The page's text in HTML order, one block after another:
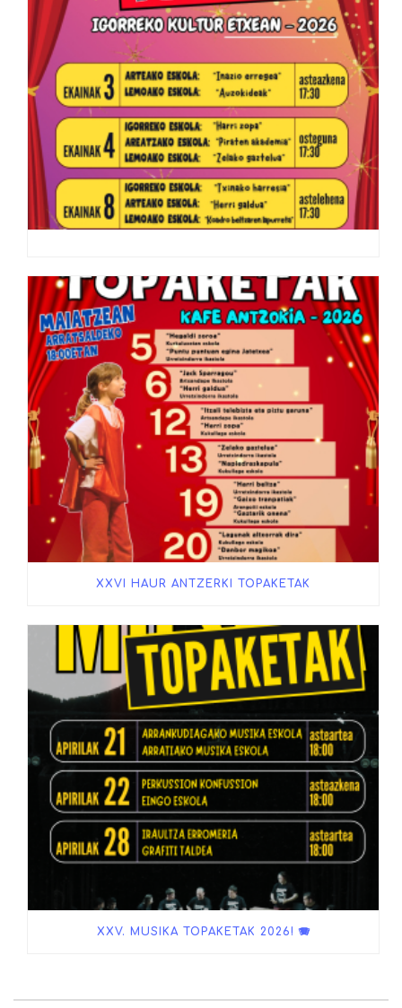
XXVI HAUR ANTZERKI TOPAKETAK
XXV. MUSIKA TOPAKETAK 2026! 🪗